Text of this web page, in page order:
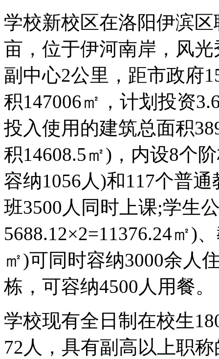
学校新校区在洛阳伊滨
亩，位于伊河南岸，风
副中心2公里，距市政府
积147006㎡，计划投资
投入使用的建筑总面积
积14608.5㎡)，内设8个
容纳1056人)和117个普
班3500人同时上课;学生
5688.12×2=11376.24㎡)
㎡)可同时容纳3000余人
栋，可容纳4500人用餐。
学校现有全日制在校生
72人，具有副高以上职